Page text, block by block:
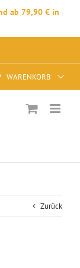
ab 79,90 € in
WARENKORB
Zurück